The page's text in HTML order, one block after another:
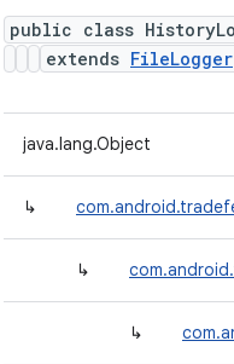
public class
extends FileLogger
java.lang.Object
↳
↳
↳